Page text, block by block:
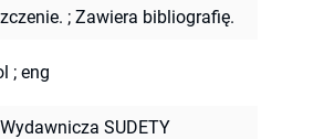
; Zawiera bibliografię.
; eng
SUDETY